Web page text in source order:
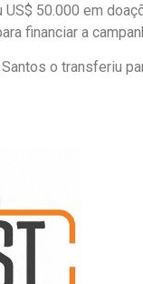
50.000 em
financiar a
o transferiu